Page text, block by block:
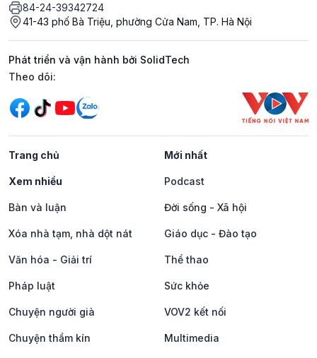
84-24-39342724
41-43 phố Bà Triệu, phường Cửa Nam, TP. Hà Nội
Phát triển và vận hành bởi SolidTech
Mạng xã hội
Theo dõi:
Trang chủ Mới nhất
Xem nhiều Podcast
Bàn và luận Đời sống - Xã hội
Xóa nhà tạm, nhà dột nát Giáo dục - Đào tạo
Văn hóa - Giải trí Thể thao
Pháp luật Sức khỏe
Chuyện người già VOV2 kết nối
Chuyện thầm kín Multimedia